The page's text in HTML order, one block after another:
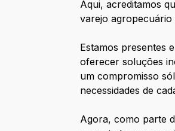
Aqui, acreditamos
varejo
Estamos presentes
oferecer soluções
um compromisso
necessidades de
Agora, como parte